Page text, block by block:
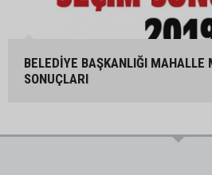
BELEDİYE BAŞKANLIĞI MAHALLE
SONUÇLARI